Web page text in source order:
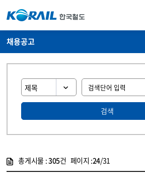
채용공고
검색
총게시물 :305건 페이지 :24/31